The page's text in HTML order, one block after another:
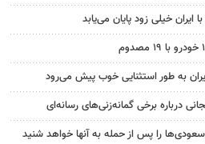
خیلی زود پایان می‌یابد
به طور استثنایی خوب پیش می‌رود
درباره برخی گمانه‌زنی‌های رسانه‌ای
را پس از حمله به آنها خواهد شنید